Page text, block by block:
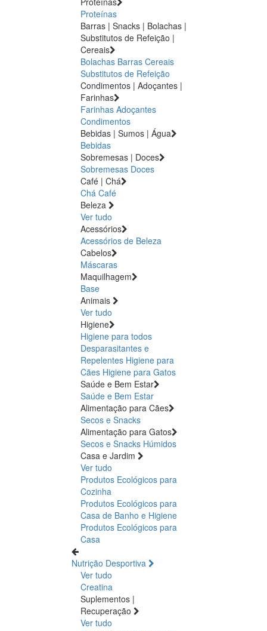
Proteínas
Barras | Snacks | Bolachas |
Substitutos de Refeição |
Cereais
Bolachas Barras Cereais
Substitutos de Refeição
Condimentos | Adoçantes |
Farinhas
Farinhas Adoçantes
Condimentos
Bebidas | Sumos | Água
Bebidas
Sobremesas | Doces
Sobremesas Doces
Café | Chá
Chá Café
Beleza
Ver tudo
Acessórios
Acessórios de Beleza
Cabelos
Máscaras
Maquilhagem
Base
Animais
Ver tudo
Higiene
Higiene para todos
Desparasitantes e
Repelentes Higiene para
Cães Higiene para Gatos
Saúde e Bem Estar
Saúde e Bem Estar
Alimentação para Cães
Secos e Snacks
Alimentação para Gatos
Secos e Snacks Húmidos
Casa e Jardim
Ver tudo
Produtos Ecológicos para
Cozinha
Produtos Ecológicos para
Casa de Banho e Higiene
Produtos Ecológicos para
Casa
Nutrição Desportiva
Ver tudo
Creatina
Suplementos |
Recuperação
Ver tudo